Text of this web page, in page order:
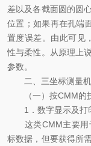
差以及各截面圆的圆
位置；如果再在孔端
置度误差。由此可见
性与柔性。从原理上
参数。
二、三坐标测量机
（一）按CMM的
1．数字显示及打
这类CMM主要用
标数据，但要获得所